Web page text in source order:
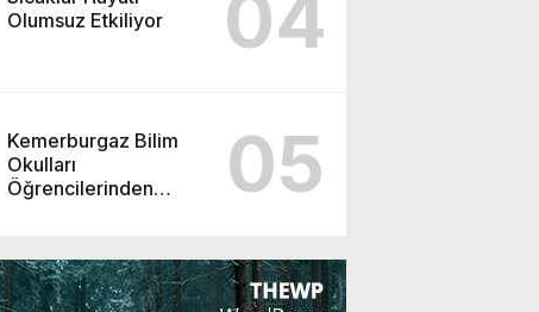
Olumsuz Etkiliyor
04
Kemerburgaz Bilim
Okulları
Öğrencilerinden
Kazandı
05